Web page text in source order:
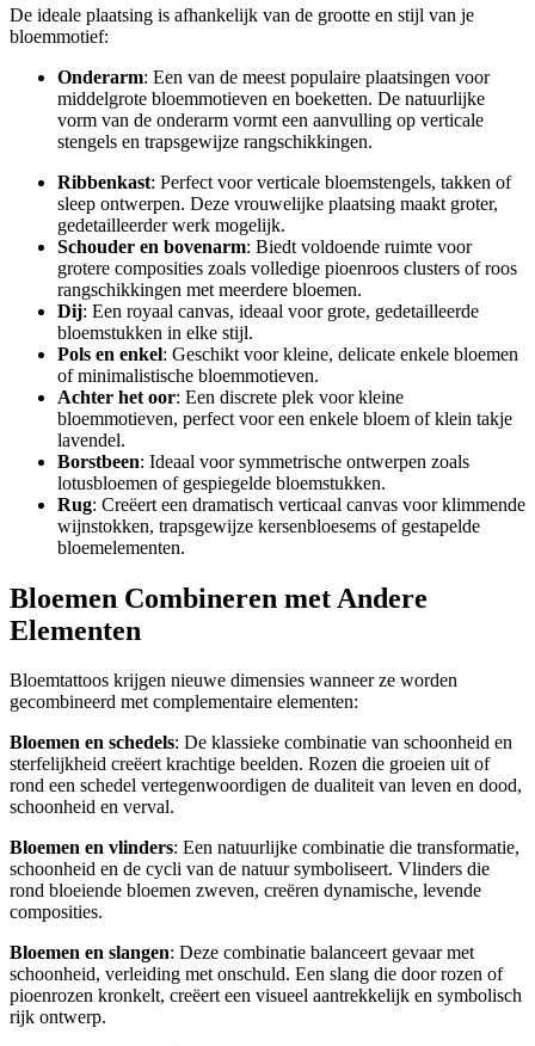
De ideale plaatsing is afhankelijk van de grootte en stijl van je
bloemmotief:
Onderarm: Een van de meest populaire plaatsingen voor
middelgrote bloemmotieven en boeketten. De natuurlijke
vorm van de onderarm vormt een aanvulling op verticale
stengels en trapsgewijze rangschikkingen.
Ribbenkast: Perfect voor verticale bloemstengels, takken of
sleep ontwerpen. Deze vrouwelijke plaatsing maakt groter,
gedetailleerder werk mogelijk.
Schouder en bovenarm: Biedt voldoende ruimte voor
grotere composities zoals volledige pioenroos clusters of roos
rangschikkingen met meerdere bloemen.
Dij: Een royaal canvas, ideaal voor grote, gedetailleerde
bloemstukken in elke stijl.
Pols en enkel: Geschikt voor kleine, delicate enkele bloemen
of minimalistische bloemmotieven.
Achter het oor: Een discrete plek voor kleine
bloemmotieven, perfect voor een enkele bloem of klein takje
lavendel.
Borstbeen: Ideaal voor symmetrische ontwerpen zoals
lotusbloemen of gespiegelde bloemstukken.
Rug: Creëert een dramatisch verticaal canvas voor klimmende
wijnstokken, trapsgewijze kersenbloesems of gestapelde
bloemelementen.
Bloemen Combineren met Andere
Elementen
Bloemtattoos krijgen nieuwe dimensies wanneer ze worden
gecombineerd met complementaire elementen:
Bloemen en schedels: De klassieke combinatie van schoonheid en
sterfelijkheid creëert krachtige beelden. Rozen die groeien uit of
rond een schedel vertegenwoordigen de dualiteit van leven en dood,
schoonheid en verval.
Bloemen en vlinders: Een natuurlijke combinatie die transformatie,
schoonheid en de cycli van de natuur symboliseert. Vlinders die
rond bloeiende bloemen zweven, creëren dynamische, levende
composities.
Bloemen en slangen: Deze combinatie balanceert gevaar met
schoonheid, verleiding met onschuld. Een slang die door rozen of
pioenrozen kronkelt, creëert een visueel aantrekkelijk en symbolisch
rijk ontwerp.